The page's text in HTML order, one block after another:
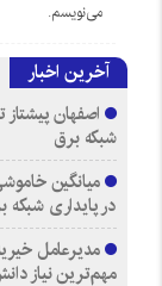
می‌نویسم.
آخرین اخبار
اصفهان
شبکه برق
در پایداری شبکه
مدیرعامل
مهم‌ترین نیاز